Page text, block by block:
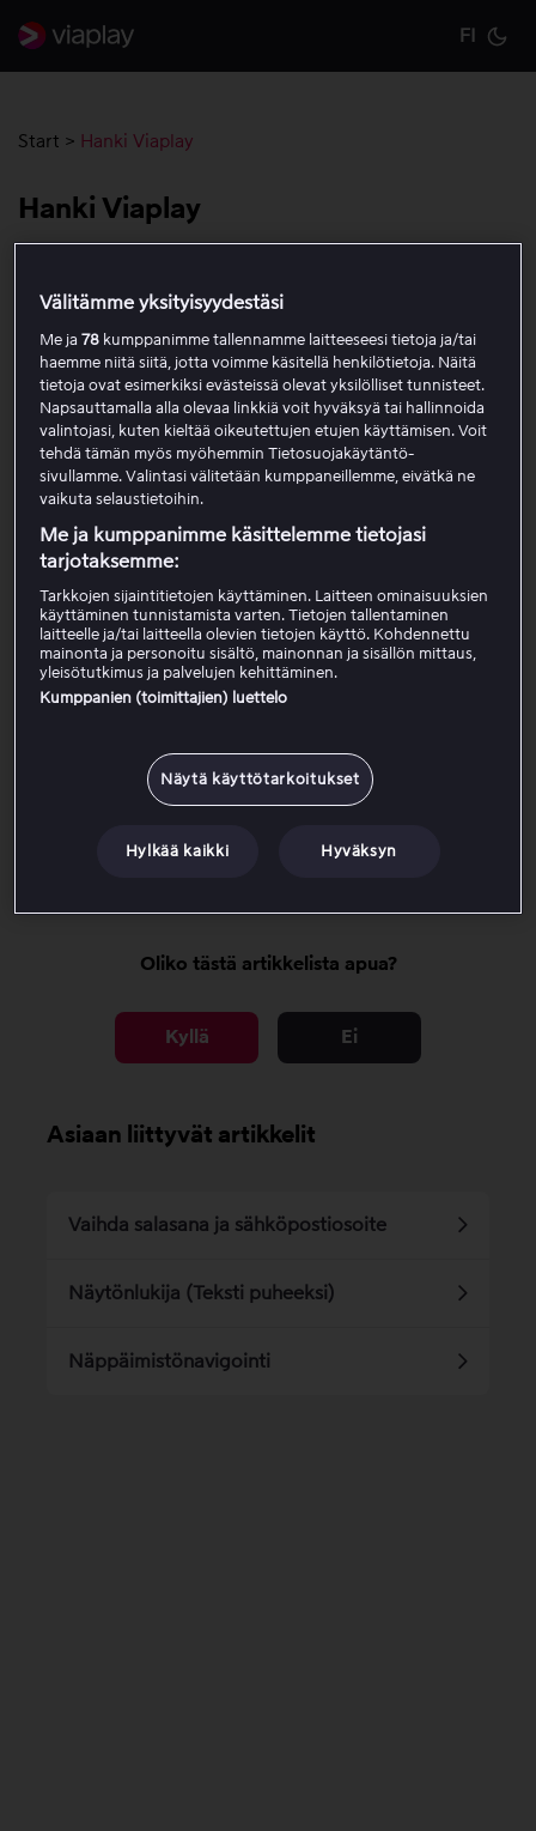
FI
Start > Hanki Viaplay
Hanki Viaplay
tili, liittää maksukortti tilille sekä valita paketti. Mikäli
haluat ainoastaan vuokrata tai ostaa elokuvia ei sinulla
tarvitse olla aktiivista tilausta.
Mikäli haluat lukea lisää millä laitteilla voit käyttää
Viaplayta, lue lisää täältä:http://viaplay.fi/devices
myös vertailla toimintoja eri laitteillatäällä.
Valitse paketti
Kampanjakoodi
V-kanavapaketin tilaaja?
Lisää maksukortti
Kanavat Viaplayssa
Oliko tästä artikkelista apua?
Kyllä Ei
Asiaan liittyvät artikkelit
Vaihda salasana ja sähköpostiosoite
Näytönlukija (Teksti puheeksi)
Näppäimistönavigointi
Välitämme yksityisyydestäsi
Me ja78 kumppanimme tallennamme laitteeseesi tietoja ja/tai
haemme niitä siitä, jotta voimme käsitellä henkilötietoja. Näitä
tietoja ovat esimerkiksi evästeissä olevat yksilölliset tunnisteet.
Napsauttamalla alla olevaa linkkiä voit hyväksyä tai hallinnoida
valintojasi, kuten kieltää oikeutettujen etujen käyttämisen. Voit
tehdä tämän myös myöhemmin Tietosuojakäytäntö-
sivullamme. Valintasi välitetään kumppaneillemme, eivätkä ne
vaikuta selaustietoihin.
Me ja kumppanimme käsittelemme tietojasi
tarjotaksemme:
Tarkkojen sijaintitietojen käyttäminen. Laitteen ominaisuuksien
käyttäminen tunnistamista varten. Tietojen tallentaminen
laitteelle ja/tai laitteella olevien tietojen käyttö. Kohdennettu
mainonta ja personoitu sisältö, mainonnan ja sisällön mittaus,
yleisötutkimus ja palvelujen kehittäminen.
Kumppanien (toimittajien) luettelo
Näytä käyttötarkoitukset
Hylkää kaikki Hyväksyn